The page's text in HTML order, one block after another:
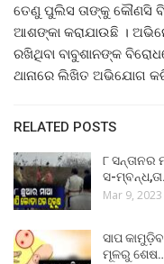
ତେଣୁ ପୁଲିସ ତାଙ୍କୁ କୌଣସି
ଆଶଙ୍କା କରାଯାଉଛି ।
ରଖିଥିବା ବାବୁଶାନଙ୍କ
ଥାନାରେ ଲିଖିତ ଅଭିଯୋଗ
RELATED POSTS
୮
ସ-
Mar 9, 2023
ସାପ
ମୂଳରୁ